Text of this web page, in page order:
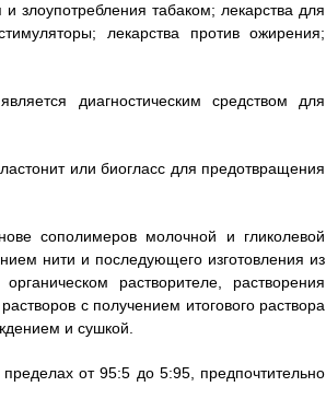
злоупотребления табаком; лекарства для
лекарства против ожирения;
диагностическим средством для
или биогласс для предотвращения
сополимеров молочной и гликолевой
нити и последующего изготовления из
растворителе, растворения
с получением итогового раствора
и сушкой.
от 95:5 до 5:95, предпочтительно